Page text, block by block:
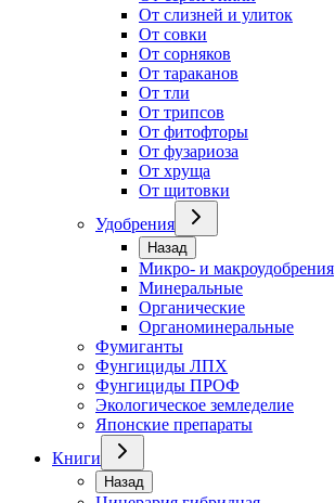
От слизней и улиток
От совки
От сорняков
От тараканов
От тли
От трипсов
От фитофторы
От фузариоза
От хруща
От щитовки
Удобрения
Назад
Микро- и макроудобрения
Минеральные
Органические
Органоминеральные
Фумиганты
Фунгициды ЛПХ
Фунгициды ПРОФ
Экологическое земледелие
Японские препараты
Книги
Назад